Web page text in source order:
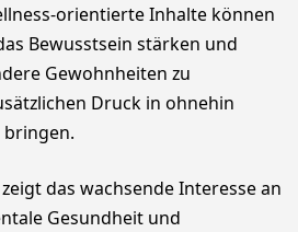
orientierte Inhalte können
Bewusstsein stärken und
Gewohnheiten zu
Druck in ohnehin
bringen.
das wachsende Interesse an
Gesundheit und